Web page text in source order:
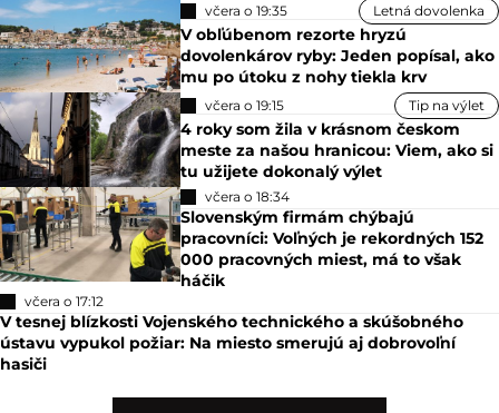
včera o 19:35 Letná dovolenka
V obľúbenom rezorte hryzú
dovolenkárov ryby: Jeden popísal, ako
mu po útoku z nohy tiekla krv
včera o 19:15 Tip na výlet
4 roky som žila v krásnom českom
meste za našou hranicou: Viem, ako si
tu užijete dokonalý výlet
včera o 18:34
Slovenským firmám chýbajú
pracovníci: Voľných je rekordných 152
000 pracovných miest, má to však
háčik
včera o 17:12
V tesnej blízkosti Vojenského technického a skúšobného
ústavu vypukol požiar: Na miesto smerujú aj dobrovoľní
hasiči